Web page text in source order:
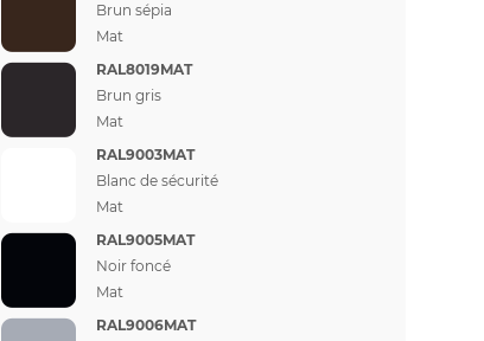
Brun sépia
Mat
RAL8019MAT
Brun gris
Mat
RAL9003MAT
Blanc de sécurité
Mat
RAL9005MAT
Noir foncé
Mat
RAL9006MAT